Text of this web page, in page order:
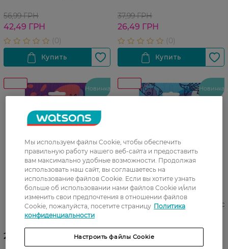
56,99 ГРН
42,49 ГРН
37,99 ГРН
26,49 ГРН
Новинка
Банная губка Фрекен БОК
Фантазия с массажной
25,99 ГРН
Новинка
Банная губка Фрекен БОК с
35,99 ГРН
Мы используем файлы Cookie, чтобы обеспечить
правильную работу нашего веб-сайта и предоставить
вам максимально удобные возможности. Продолжая
использовать наш сайт, вы соглашаетесь на
использование файлов Cookie. Если вы хотите узнать
больше об использовании нами файлов Cookie и/или
изменить свои предпочтения в отношении файлов
Cookie, пожалуйста, посетите страницу Политика
конфиденциальности
Настроить файлы Cookie